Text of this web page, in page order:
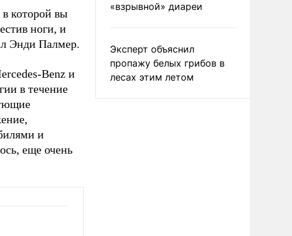
которой вы
ноги, и
Энди Палмер.
Benz и
в течение
и
еще очень
«взрывной» диареи
Эксперт объяснил
пропажу белых грибов в
лесах этим летом